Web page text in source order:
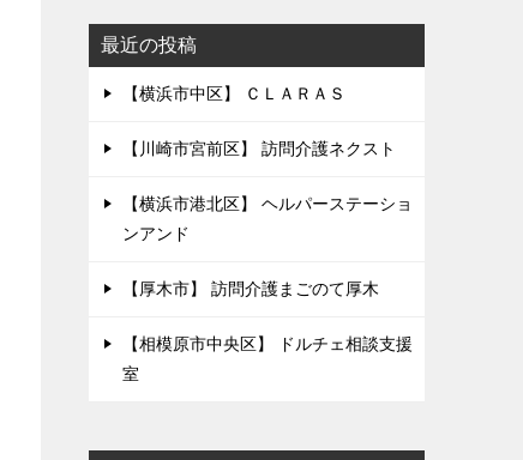
最近の投稿
【横浜市中区】 ＣＬＡＲＡＳ
【川崎市宮前区】 訪問介護ネクスト
【横浜市港北区】 ヘルパーステーショ
ンアンド
【厚木市】 訪問介護まごのて厚木
【相模原市中央区】 ドルチェ相談支援
室